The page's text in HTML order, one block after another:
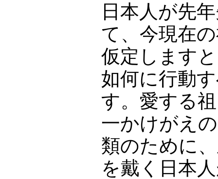
日本人が先
て、今現在
仮定します
如何に行動
す。愛する
一かけがえ
類のために
を戴く日本